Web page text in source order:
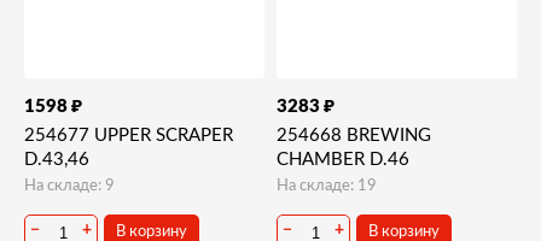
1598 ₽
254677 UPPER SCRAPER
D.43,46
На складе: 9
− + В корзину
3283 ₽
254668 BREWING
CHAMBER D.46
На складе: 19
− + В корзину